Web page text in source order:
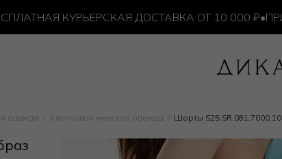
КУРЬЕРСКАЯ ДОСТАВКА ОТ 10 000 ₽•ПРИ
одежда Хлопковая женская одежда Шорты